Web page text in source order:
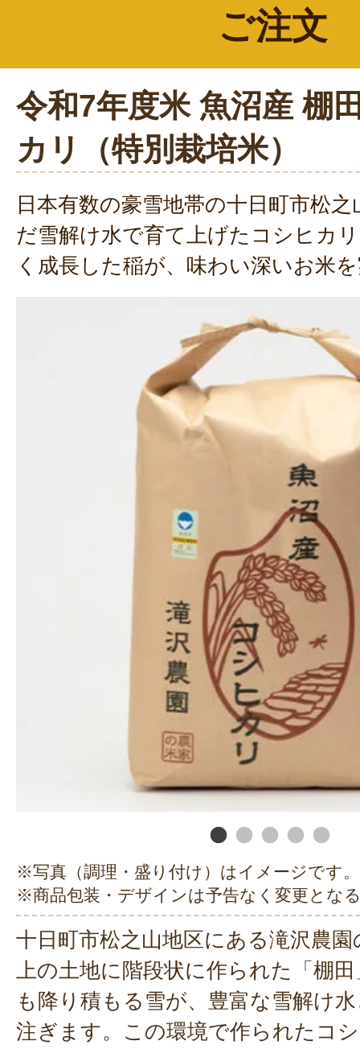
ご注文
令和7年度米 魚沼産 棚
カリ（特別栽培米）
日本有数の豪雪地帯の十日町市松
だ雪解け水で育て上げたコシヒカ
く成長した稲が、味わい深いお米
※写真（調理・盛り付け）はイメージです。
※商品包装・デザインは予告なく変更とな
十日町市松之山地区にある滝沢農
上の土地に階段状に作られた「棚
も降り積もる雪が、豊富な雪解け
注ぎます。この環境で作られたコ